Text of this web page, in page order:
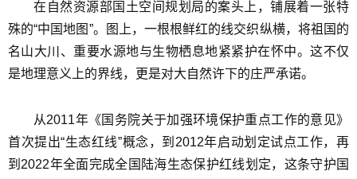
在自然资源部国土空间规划局的案头上，铺展着一张特
殊的“中国地图”。图上，一根根鲜红的线交织纵横，将祖国的
名山大川、重要水源地与生物栖息地紧紧护在怀中。这不仅
是地理意义上的界线，更是对大自然许下的庄严承诺。
从2011年《国务院关于加强环境保护重点工作的意见》
首次提出“生态红线”概念，到2012年启动划定试点工作，再
到2022年全面完成全国陆海生态保护红线划定，这条守护国